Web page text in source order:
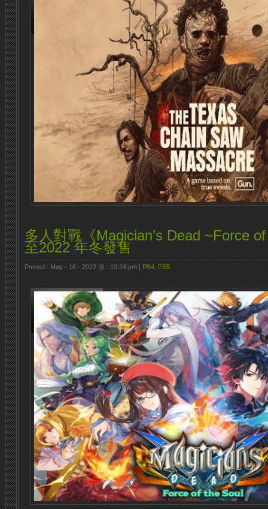
多人對戰《Magician’s Dead ~Force
至2022 年冬發售
Posted : May - 16 - 2022 @ : 10:24 pm | PS4 PS5